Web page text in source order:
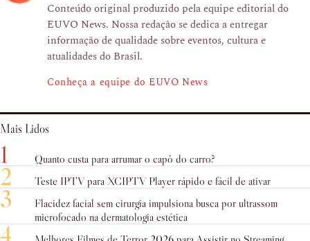
Conteúdo original produzido pela equipe editorial do
EUVO News. Nossa redação se dedica a entregar
informação de qualidade sobre eventos, cultura e
atualidades do Brasil.
Conheça a equipe do EUVO News
Mais Lidos
1 Quanto custa para arrumar o capô do carro?
2 Teste IPTV para XCIPTV Player rápido e fácil de ativar
3
Flacidez facial sem cirurgia impulsiona busca por ultrassom
microfocado na dermatologia estética
4